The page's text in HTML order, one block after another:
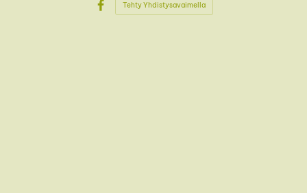
Facebook
Tehty Yhdistysavaimella